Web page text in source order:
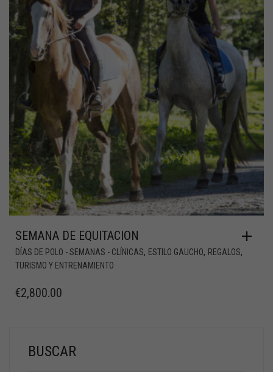
SEMANA DE EQUITACION
DÍAS DE POLO - SEMANAS - CLÍNICAS, ESTILO GAUCHO, REGALOS,
TURISMO Y ENTRENAMIENTO
€2,800.00
BUSCAR